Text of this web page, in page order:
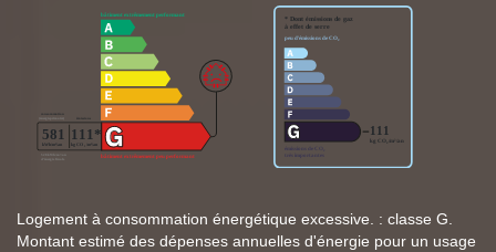
Logement à consommation énergétique excessive. : classe G.
Montant estimé des dépenses annuelles d'énergie pour un usage